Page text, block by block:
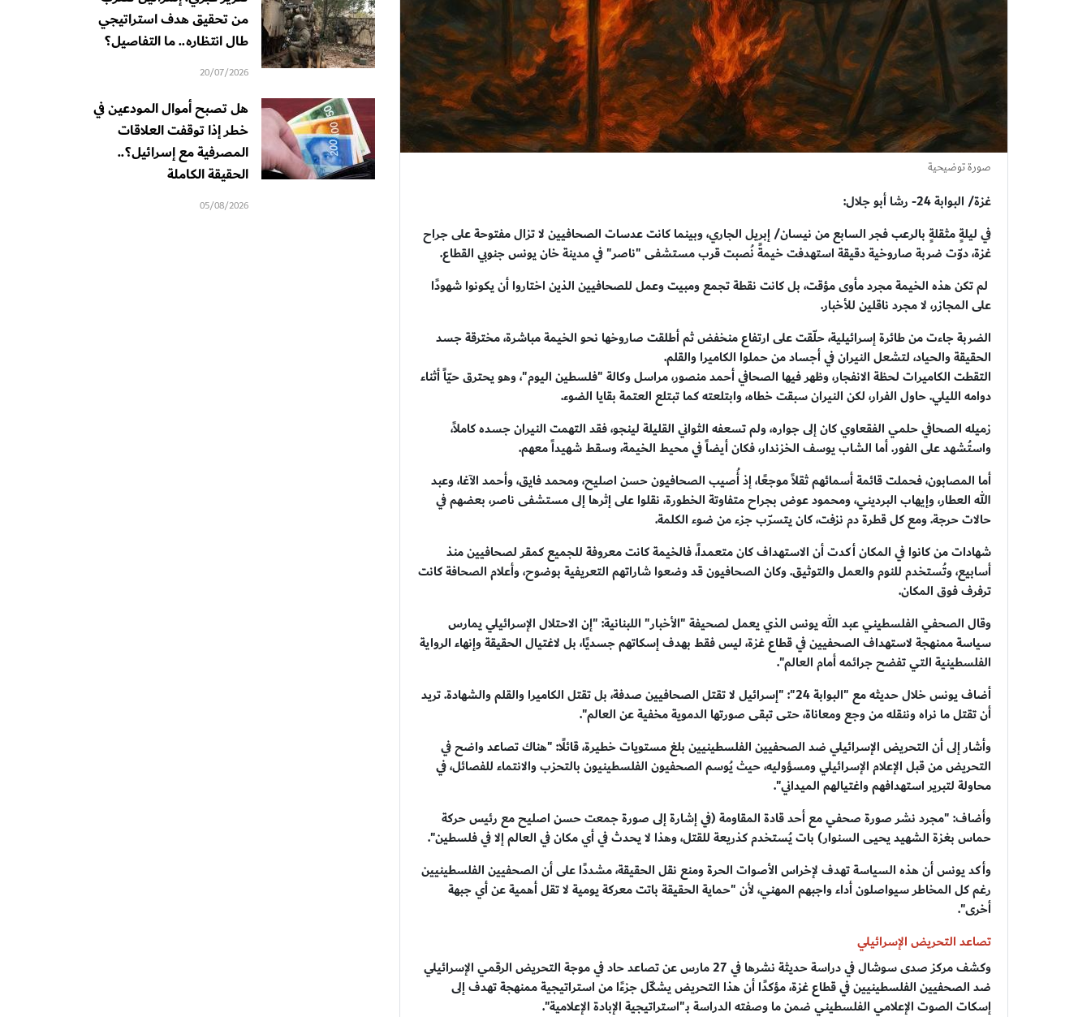
صورة توضيحية
غزة/ البوابة 24- رشا أبو جلال:
في ليلةٍ مثقلةٍ بالرعب فجر السابع من نيسان/ إبريل الجاري، وبينما كانت عدسات الصحافيين لا تزال مفتوحة على جراح
غزة، دوّت ضربة صاروخية دقيقة استهدفت خيمةً نُصبت قرب مستشفى "ناصر" في مدينة خان يونس جنوبي القطاع.
لم تكن هذه الخيمة مجرد مأوى مؤقت، بل كانت نقطة تجمع ومبيت وعمل للصحافيين الذين اختاروا أن يكونوا شهودًا
على المجازر، لا مجرد ناقلين للأخبار.
الضربة جاءت من طائرة إسرائيلية، حلّقت على ارتفاع منخفض ثم أطلقت صاروخها نحو الخيمة مباشرة، مخترقة جسد
الحقيقة والحياد، لتشعل النيران في أجساد من حملوا الكاميرا والقلم.
التقطت الكاميرات لحظة الانفجار، وظهر فيها الصحافي أحمد منصور، مراسل وكالة "فلسطين اليوم"، وهو يحترق حيّاً أثناء
دوامه الليلي. حاول الفرار، لكن النيران سبقت خطاه، وابتلعته كما تبتلع العتمة بقايا الضوء.
زميله الصحافي حلمي الفقعاوي كان إلى جواره، ولم تسعفه الثواني القليلة لينجو، فقد التهمت النيران جسده كاملاً،
واستُشهد على الفور. أما الشاب يوسف الخزندار، فكان أيضاً في محيط الخيمة، وسقط شهيداً معهم.
أما المصابون، فحملت قائمة أسمائهم ثقلاً موجعًا، إذ أُصيب الصحافيون حسن اصليح، ومحمد فايق، وأحمد الآغا، وعبد
الله العطار، وإيهاب البرديني، ومحمود عوض بجراح متفاوتة الخطورة، نقلوا على إثرها إلى مستشفى ناصر، بعضهم في
حالات حرجة. ومع كل قطرة دم نزفت، كان يتسرّب جزء من ضوء الكلمة.
شهادات من كانوا في المكان أكدت أن الاستهداف كان متعمداً، فالخيمة كانت معروفة للجميع كمقر لصحافيين منذ
أسابيع، وتُستخدم للنوم والعمل والتوثيق. وكان الصحافيون قد وضعوا شاراتهم التعريفية بوضوح، وأعلام الصحافة كانت
ترفرف فوق المكان.
وقال الصحفي الفلسطيني عبد الله يونس الذي يعمل لصحيفة "الأخبار" اللبنانية: "إن الاحتلال الإسرائيلي يمارس
سياسة ممنهجة لاستهداف الصحفيين في قطاع غزة، ليس فقط بهدف إسكاتهم جسديًا، بل لاغتيال الحقيقة وإنهاء الرواية
الفلسطينية التي تفضح جرائمه أمام العالم".
أضاف يونس خلال حديثه مع "البوابة 24": "إسرائيل لا تقتل الصحافيين صدفة، بل تقتل الكاميرا والقلم والشهادة. تريد
أن تقتل ما نراه وننقله من وجع ومعاناة، حتى تبقى صورتها الدموية مخفية عن العالم".
وأشار إلى أن التحريض الإسرائيلي ضد الصحفيين الفلسطينيين بلغ مستويات خطيرة، قائلًا: "هناك تصاعد واضح في
التحريض من قبل الإعلام الإسرائيلي ومسؤوليه، حيث يُوسم الصحفيون الفلسطينيون بالتحزب والانتماء للفصائل، في
محاولة لتبرير استهدافهم واغتيالهم الميداني".
وأضاف: "مجرد نشر صورة صحفي مع أحد قادة المقاومة (في إشارة إلى صورة جمعت حسن اصليح مع رئيس حركة
حماس بغزة الشهيد يحيى السنوار) بات يُستخدم كذريعة للقتل، وهذا لا يحدث في أي مكان في العالم إلا في فلسطين".
وأكد يونس أن هذه السياسة تهدف لإخراس الأصوات الحرة ومنع نقل الحقيقة، مشددًا على أن الصحفيين الفلسطينيين
رغم كل المخاطر سيواصلون أداء واجبهم المهني، لأن "حماية الحقيقة باتت معركة يومية لا تقل أهمية عن أي جبهة
أخرى".
تصاعد التحريض الإسرائيلي
وكشف مركز صدى سوشال في دراسة حديثة نشرها في 27 مارس عن تصاعد حاد في موجة التحريض الرقمي الإسرائيلي
ضد الصحفيين الفلسطينيين في قطاع غزة، مؤكدًا أن هذا التحريض يشكّل جزءًا من استراتيجية ممنهجة تهدف إلى
إسكات الصوت الإعلامي الفلسطيني ضمن ما وصفته الدراسة بـ"استراتيجية الإبادة الإعلامية".
من تحقيق هدف استراتيجي
طال انتظاره.. ما التفاصيل؟
20/07/2026
هل تصبح أموال المودعين في
خطر إذا توقفت العلاقات
المصرفية مع إسرائيل؟..
الحقيقة الكاملة
05/08/2026